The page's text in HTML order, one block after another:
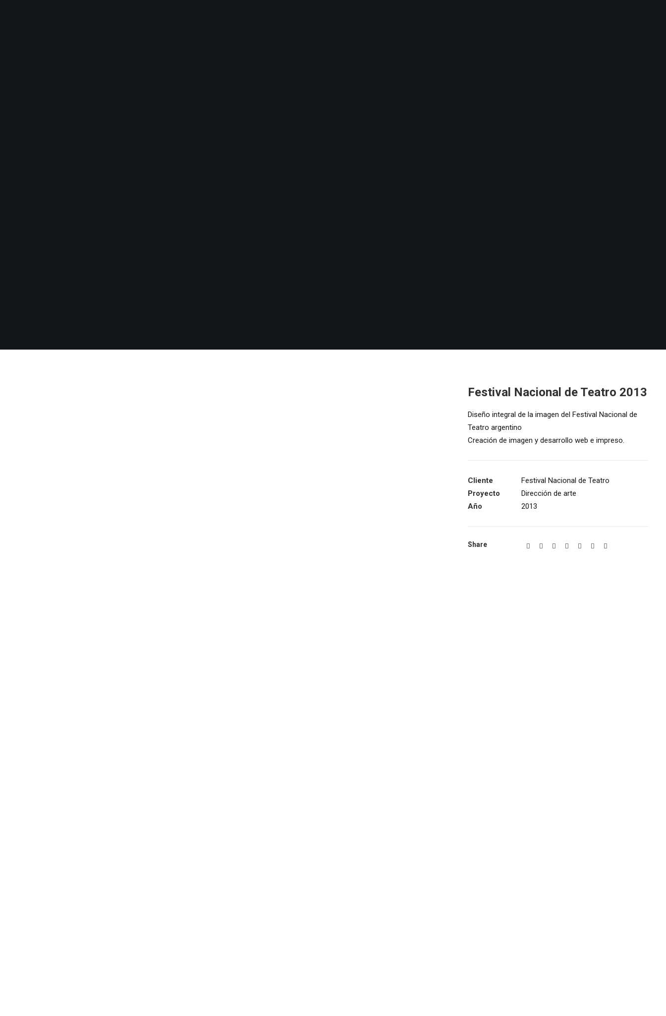
Festival Nacional de Teatro 2013
Diseño integral de la imagen del Festival Nacional de
Teatro argentino
Creación de imagen y desarrollo web e impreso.
Cliente
Festival Nacional de Teatro
Proyecto
Dirección de arte
Año
2013
Share